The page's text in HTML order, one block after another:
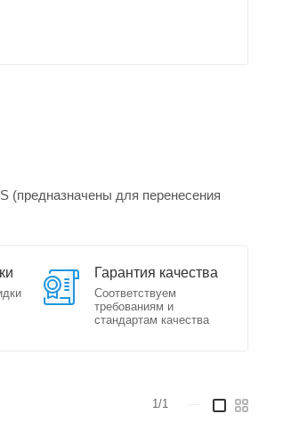
(предназначены для перенесения
Гарантия качества
Соответствуем
требованиям и
стандартам качества
1/1